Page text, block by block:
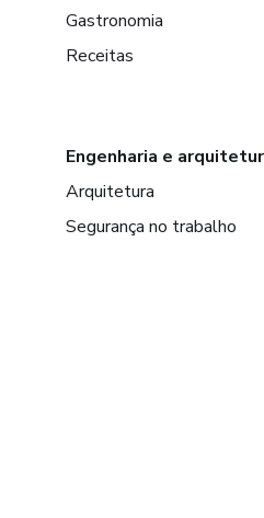
Gastronomia
Receitas
Engenharia e
Arquitetura
Segurança no trabalho